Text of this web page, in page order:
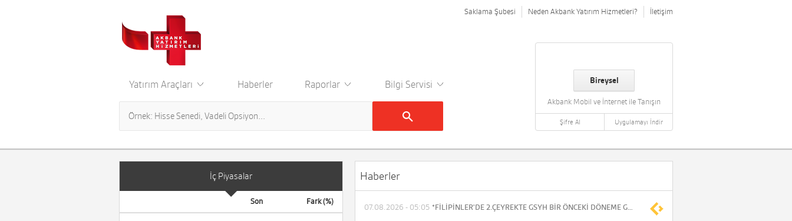
Saklama Şubesi Neden Akbank Yatırım Hizmetleri? İletişim
Bireysel
Akbank Mobil ve İnternet ile Tanışın
Şifre Al Uygulamayı İndir
Yatırım Araçları Haberler Raporlar Bilgi Servisi
İç Piyasalar
Son Fark (%)
Haberler
*FİLİPİNLER'DE 2.ÇEYREKTE GSYH BİR ÖNCEKİ DÖNEME GÖRE %0,6
07.08.2026 - 05:05